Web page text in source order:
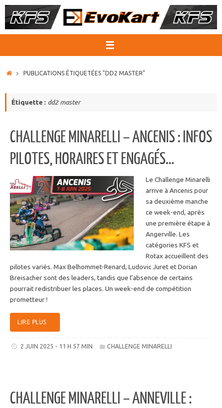
Passer
au
ACCUEIL
PUBLICATIONS ÉTIQUETÉES "DD2 MASTER"
Étiquette : dd2 master
CHALLENGE MINARELLI – ANCENIS : INFOS
PILOTES, HORAIRES ET ENGAGÉS…
Le Challenge Minarelli
arrive à Ancenis pour
sa deuxième manche
ce week-end, après
une première étape à
Angerville. Les
catégories KFS et
Rotax accueillent des
pilotes variés. Max Belhommet-Renard, Ludovic Juret et Dorian
Breisacher sont des leaders, tandis que l’absence de certains
pourrait redistribuer les places. Un week-end de compétition
prometteur !
LIRE PLUS
2 JUIN 2025 - 11 H 57 MIN CHALLENGE MINARELLI
CHALLENGE MINARELLI – ANNEVILLE :